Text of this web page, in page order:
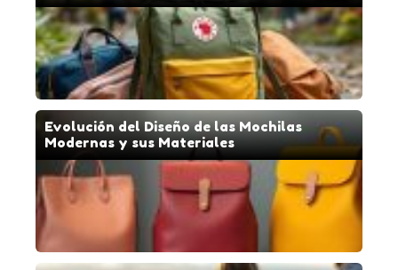
Evolución del Diseño de las Mochilas
Modernas y sus Materiales